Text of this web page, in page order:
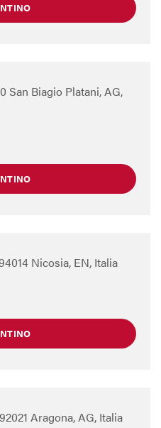
San Biagio Platani, AG,
Nicosia, EN, Italia
Aragona, AG, Italia